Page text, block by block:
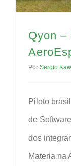
Qyon –
Por Sergio
Piloto
de
dos
Materia na